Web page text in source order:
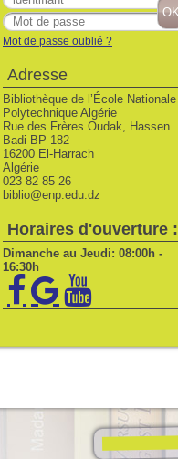
Mot de passe oublié ?
Adresse
Bibliothèque de l’École Nationale
Polytechnique Algérie
Rue des Frères Oudak, Hassen
Badi BP 182
16200 El-Harrach
Algérie
023 82 85 26
biblio@enp.edu.dz
Horaires d'ouverture :
Dimanche au Jeudi: 08:00h -
16:30h